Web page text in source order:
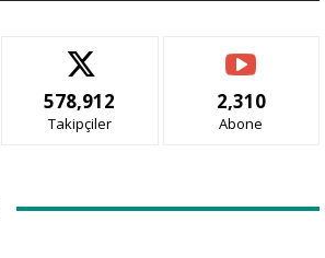
578,912
Takipçiler
2,310
Abone